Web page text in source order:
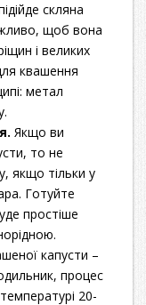
скляна
щоб вона
і великих
квашення
метал
Якщо ви
то не
якщо тільки у
Готуйте
простіше
капусти –
процес
20-